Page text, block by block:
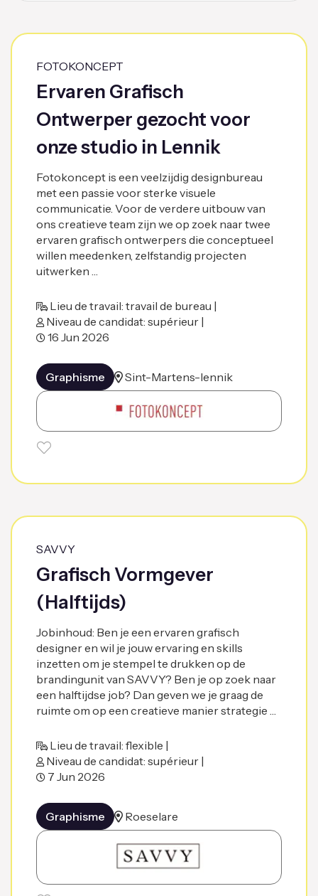
FOTOKONCEPT
Ervaren Grafisch
Ontwerper gezocht voor
onze studio in Lennik
Fotokoncept is een veelzijdig designbureau
met een passie voor sterke visuele
communicatie. Voor de verdere uitbouw van
ons creatieve team zijn we op zoek naar twee
ervaren grafisch ontwerpers die conceptueel
willen meedenken, zelfstandig projecten
uitwerken …
Lieu de travail: travail de bureau |
Niveau de candidat: supérieur |
16 Jun 2026
Graphisme Sint-Martens-lennik
SAVVY
Grafisch Vormgever
(Halftijds)
Jobinhoud: Ben je een ervaren grafisch
designer en wil je jouw ervaring en skills
inzetten om je stempel te drukken op de
brandingunit van SAVVY? Ben je op zoek naar
een halftijdse job? Dan geven we je graag de
ruimte om op een creatieve manier strategie …
Lieu de travail: flexible |
Niveau de candidat: supérieur |
7 Jun 2026
Graphisme Roeselare